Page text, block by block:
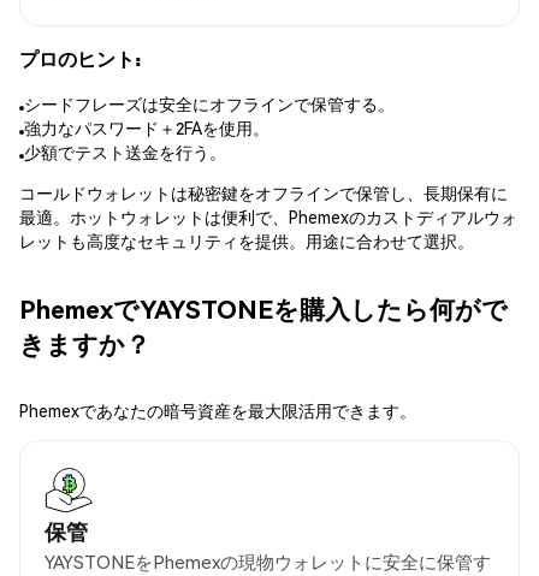
プロのヒント:
シードフレーズは安全にオフラインで保管する。
強力なパスワード＋2FAを使用。
少額でテスト送金を行う。
コールドウォレットは秘密鍵をオフラインで保管し、長期保有に
最適。ホットウォレットは便利で、Phemexのカストディアルウォ
レットも高度なセキュリティを提供。用途に合わせて選択。
PhemexでYAYSTONEを購入したら何がで
きますか？
Phemexであなたの暗号資産を最大限活用できます。
保管
YAYSTONEをPhemexの現物ウォレットに安全に保管す